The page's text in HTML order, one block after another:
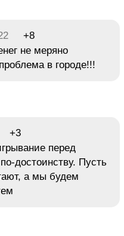
+8
не меряно
в городе!!!
+3
перед
достоинству. Пусть
а мы будем